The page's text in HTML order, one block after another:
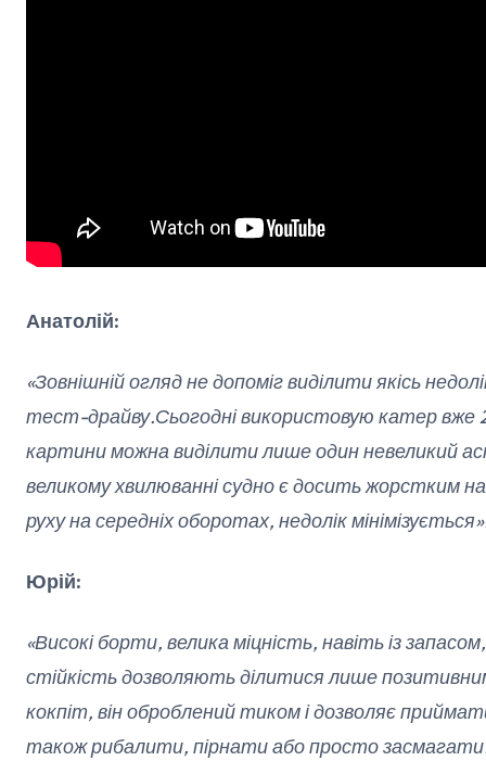
Анатолій:
«Зовнішній огляд не допоміг виділити якісь
тест-драйву.Сьогодні використовую катер вже
картини можна виділити лише один невеликий
великому хвилюванні судно є досить жорстким
руху на середніх оборотах, недолік
Юрій:
«Високі борти, велика міцність, навіть із
стійкість дозволяють ділитися лише
кокпіт, він оброблений тиком і дозволяє
також рибалити, пірнати або просто